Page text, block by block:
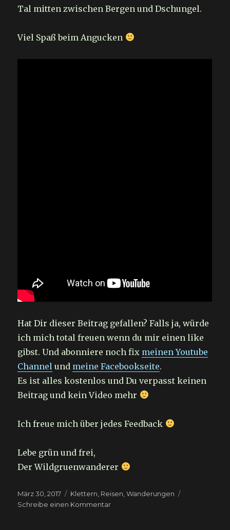
Tal mitten zwischen Bergen und Dschungel.
Viel Spaß beim Angucken
Hat Dir dieser Beitrag gefallen? Falls ja, würde
ich mich total freuen wenn du mir einen like
gibst. Und abonniere noch fix meinen Youtube
Channel und meine Facebookseite.
Es ist alles kostenlos und Du verpasst keinen
Beitrag und kein Video mehr
Ich freue mich über jedes Feedback
Lebe grün und frei,
Der Wildgruenwanderer
Veröffentlicht
am
März 30, 2017 Kategorien
Klettern Reisen ,Wanderungen
Schreibe einen Kommentarzu